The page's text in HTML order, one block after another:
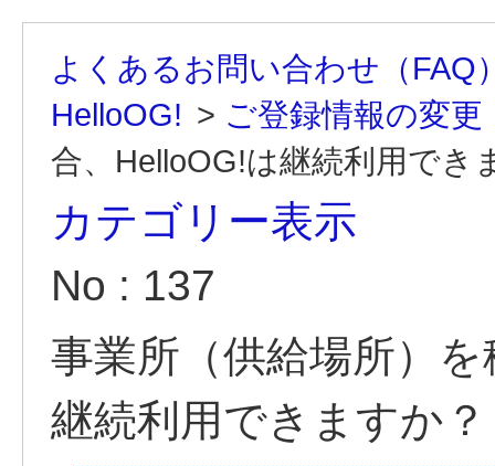
よくあるお問い合わせ（FAQ
HelloOG! > ご登録情報の変更
合、HelloOG!は継続利用でき
カテゴリー表示
No : 137
事業所（供給場所）
継続利用できますか？